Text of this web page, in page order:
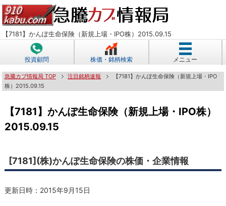
【7181】かんぽ生命保険（新規上場・IPO株）2015.09.15
投資顧問 株価・銘柄検索 メニュー
急騰カブ情報局 TOP 注目銘柄速報
【7181】かんぽ生命保険（新規上場・IPO
株）2015.09.15
【7181】かんぽ生命保険（新規上場・IPO株）
2015.09.15
[7181](株)かんぽ生命保険の株価・企業情報
更新日時： 2015年9月15日